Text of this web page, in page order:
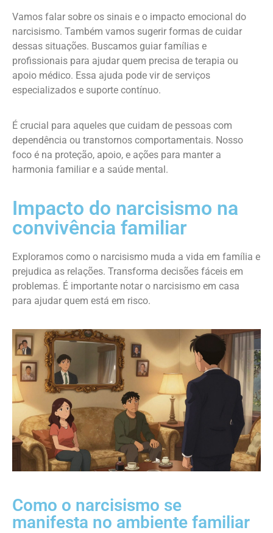
Vamos falar sobre os sinais e o impacto emocional do
narcisismo. Também vamos sugerir formas de cuidar
dessas situações. Buscamos guiar famílias e
profissionais para ajudar quem precisa de terapia ou
apoio médico. Essa ajuda pode vir de serviços
especializados e suporte contínuo.
É crucial para aqueles que cuidam de pessoas com
dependência ou transtornos comportamentais. Nosso
foco é na proteção, apoio, e ações para manter a
harmonia familiar e a saúde mental.
Impacto do narcisismo na
convivência familiar
Exploramos como o narcisismo muda a vida em família e
prejudica as relações. Transforma decisões fáceis em
problemas. É importante notar o narcisismo em casa
para ajudar quem está em risco.
Como o narcisismo se
manifesta no ambiente familiar